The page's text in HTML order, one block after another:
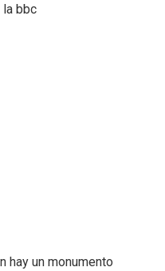
la bbc
hay un monumento